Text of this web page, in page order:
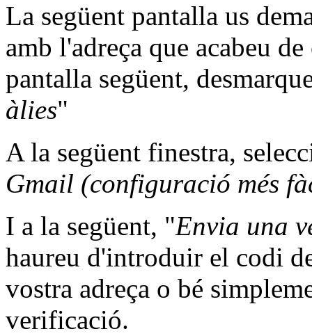
La següent pantalla us
amb l'adreça que acabeu
pantalla següent,
àlies"
A la següent finestra,
Gmail (configuració més
I a la següent, "Envia una
haureu d'introduir el codi
vostra adreça o bé
verificació.